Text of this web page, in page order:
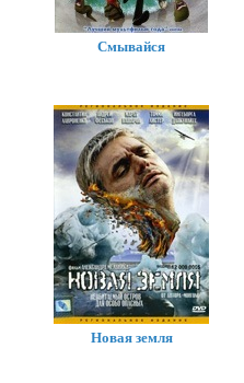
Смывайся
Новая земля